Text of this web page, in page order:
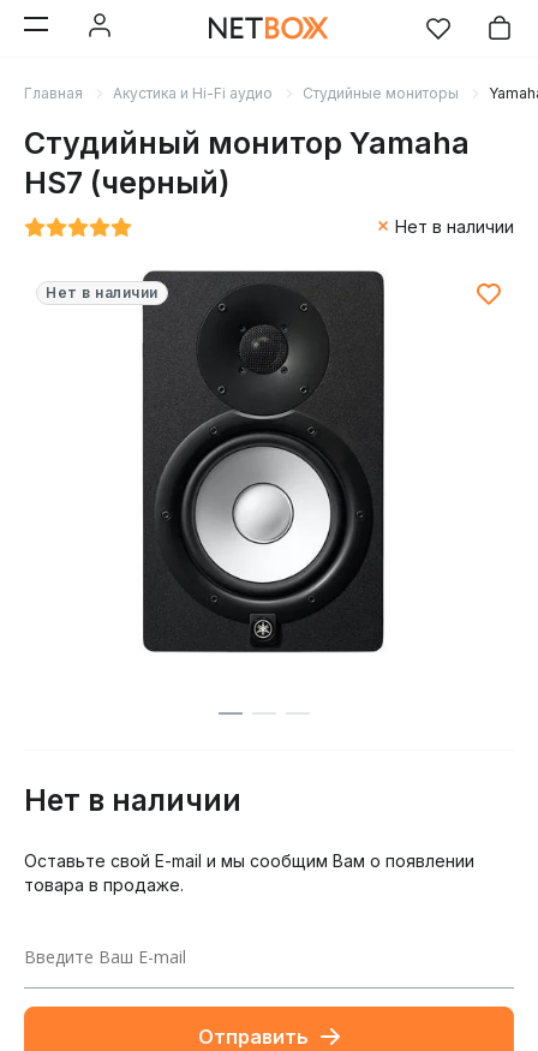
Главная Акустика и Hi-Fi аудио Студийные мониторы
Студийный монитор Yamaha
HS7 (черный)
Нет в наличии
Нет в наличии
Нет в наличии
Оставьте свой E-mail и мы сообщим Вам о появлении
товара в продаже.
Отправить